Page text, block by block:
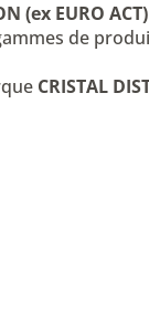
(ex EURO ACT)
de
CRISTAL